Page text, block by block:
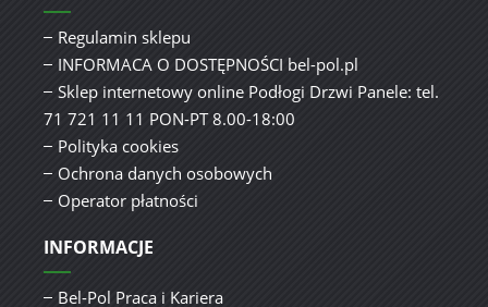
Regulamin sklepu
INFORMACA O DOSTĘPNOŚCI bel-pol.pl
Sklep internetowy online Podłogi Drzwi Panele: tel.
71 721 11 11 PON-PT 8.00-18:00
Polityka cookies
Ochrona danych osobowych
Operator płatności
INFORMACJE
Bel-Pol Praca i Kariera